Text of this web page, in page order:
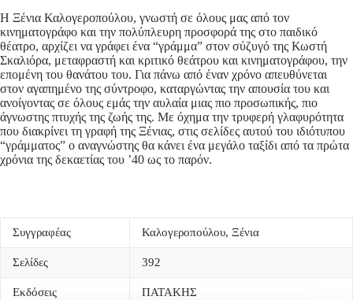
Η Ξένια Καλογεροπούλου, γνωστή σε όλους μας από τον
κινηματογράφο και την πολύπλευρη προσφορά της στο παιδικό
θέατρο, αρχίζει να γράφει ένα “γράμμα” στον σύζυγό της Κωστή
Σκαλιόρα, μεταφραστή και κριτικό θεάτρου και κινηματογράφου, την
επομένη του θανάτου του. Για πάνω από έναν χρόνο απευθύνεται
στον αγαπημένο της σύντροφο, καταργώντας την απουσία του και
ανοίγοντας σε όλους εμάς την αυλαία μιας πιο προσωπικής, πιο
άγνωστης πτυχής της ζωής της. Με όχημα την τρυφερή γλαφυρότητα
που διακρίνει τη γραφή της Ξένιας, στις σελίδες αυτού του ιδιότυπου
“γράμματος” ο αναγνώστης θα κάνει ένα μεγάλο ταξίδι από τα πρώτα
χρόνια της δεκαετίας του ’40 ως το παρόν.
Συγγραφέας Καλογεροπούλου, Ξένια
Σελίδες 392
Εκδόσεις ΠΑΤΑΚΗΣ